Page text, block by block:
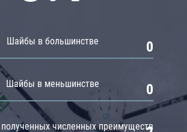
Шайбы в большинстве 0
Шайбы в меньшинстве 0
численных преимуществ